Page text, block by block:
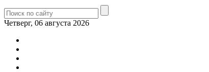
Четверг, 06 августа 2026